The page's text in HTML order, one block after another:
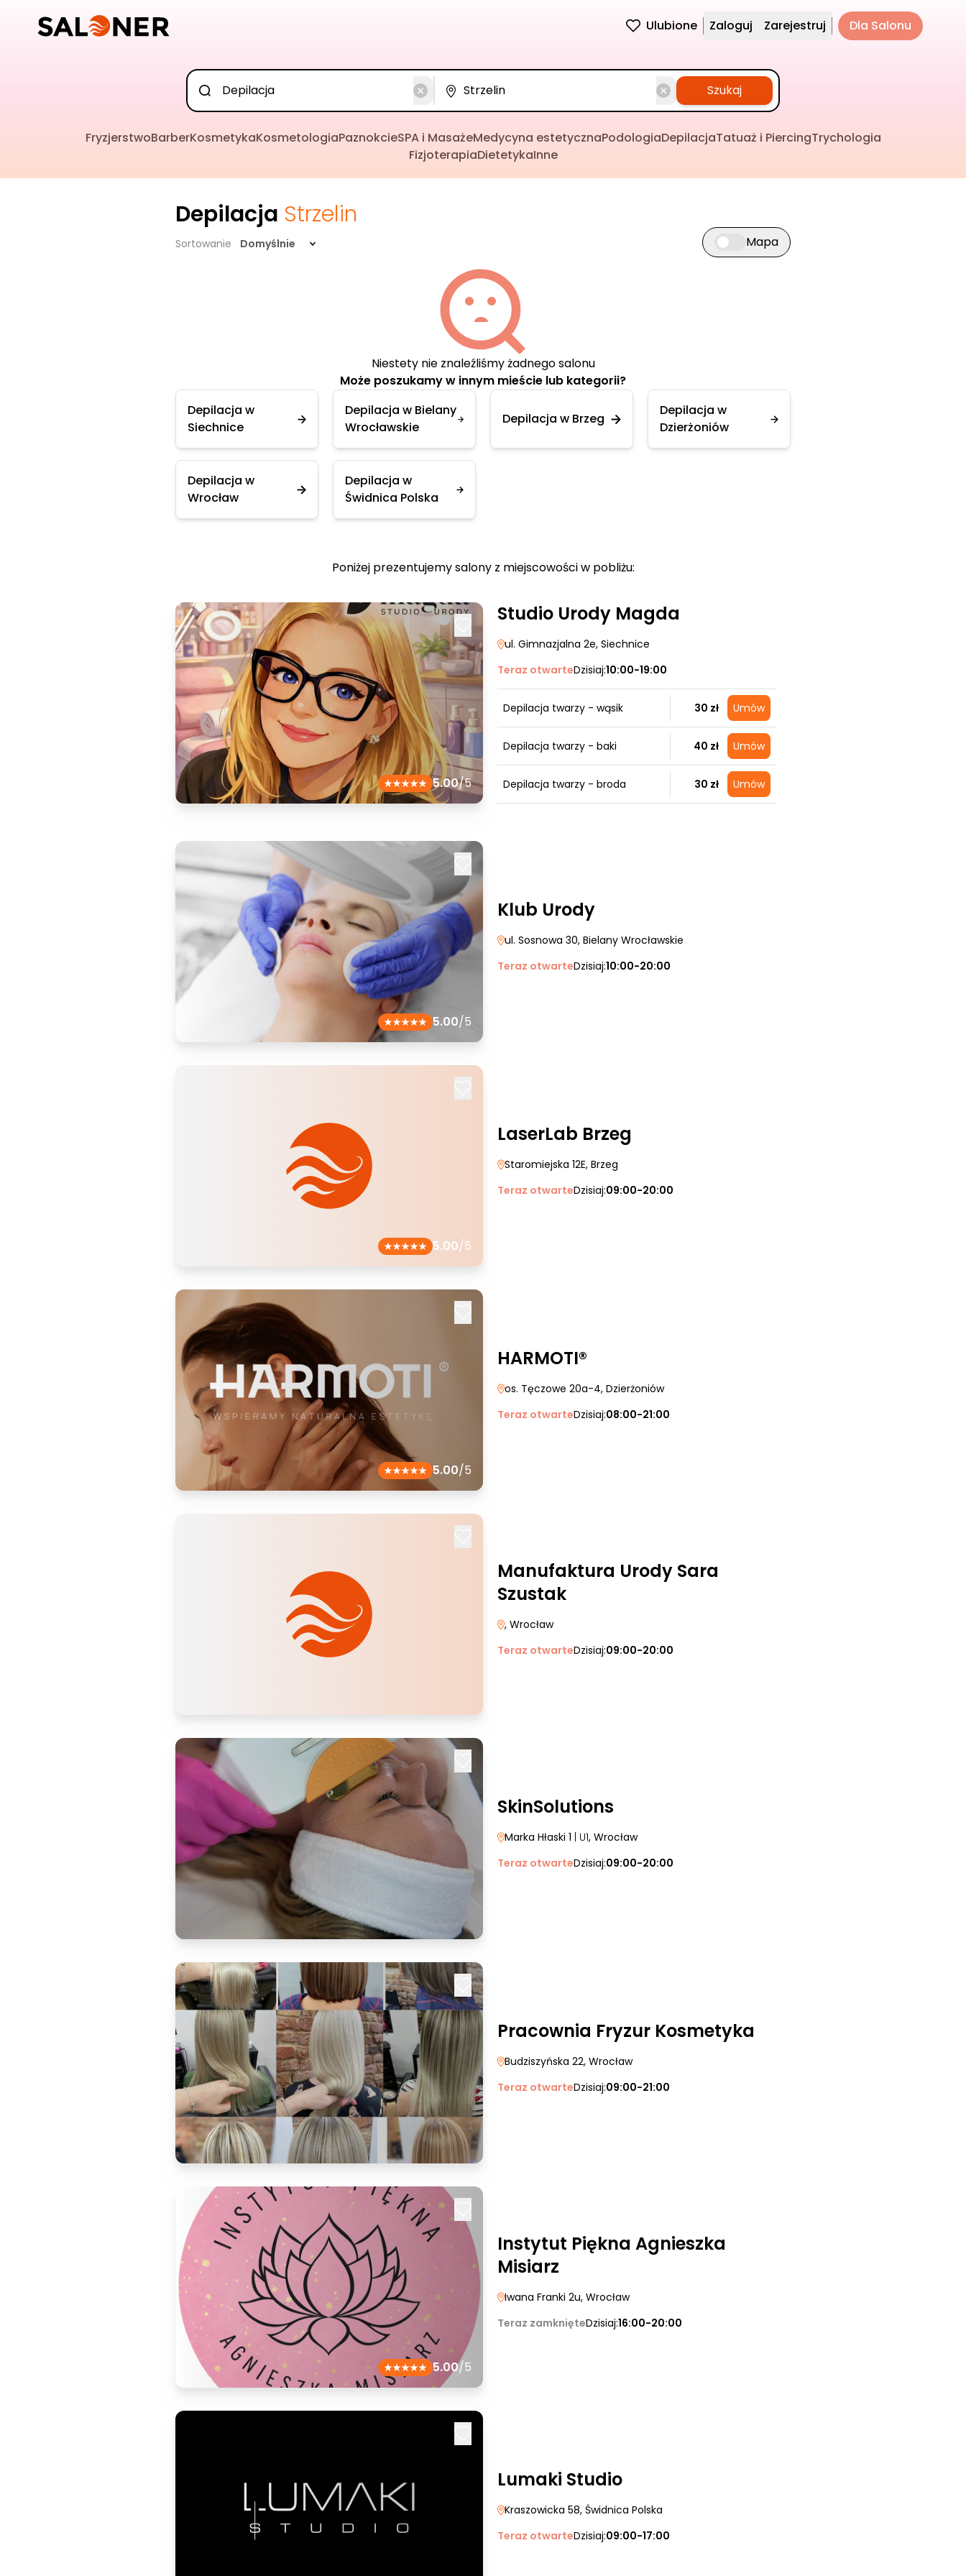
Ulubione Zaloguj Zarejestruj Dla Salonu
Szukaj
FryzjerstwoBarberKosmetykaKosmetologiaPaznokcieSPA i MasażeMedycyna estetycznaPodologiaDepilacjaTatuaż i PiercingTrychologia
FizjoterapiaDietetykaInne
Depilacja Strzelin
Sortowanie Domyślnie Przełącz widok mapy
Mapa
Niestety nie znaleźliśmy żadnego salonu
Może poszukamy w innym mieście lub kategorii?
Depilacja w
Siechnice
Depilacja w Bielany
Wrocławskie
Depilacja w Brzeg
Depilacja w
Dzierżoniów
Depilacja w
Wrocław
Depilacja w
Świdnica Polska
Poniżej prezentujemy salony z miejscowości w pobliżu:
5.00/5
Studio Urody Magda
ul. Gimnazjalna 2e, Siechnice
Teraz otwarteDzisiaj:10:00-19:00
Depilacja twarzy - wąsik 30 zł Umów
Depilacja twarzy - baki 40 zł Umów
Depilacja twarzy - broda 30 zł Umów
5.00/5
Klub Urody
ul. Sosnowa 30, Bielany Wrocławskie
Teraz otwarteDzisiaj:10:00-20:00
5.00/5
LaserLab Brzeg
Staromiejska 12E, Brzeg
Teraz otwarteDzisiaj:09:00-20:00
5.00/5
HARMOTI®
os. Tęczowe 20a-4, Dzierżoniów
Teraz otwarteDzisiaj:08:00-21:00
Manufaktura Urody Sara
Szustak
, Wrocław
Teraz otwarteDzisiaj:09:00-20:00
SkinSolutions
Marka Hłaski 1 | U1, Wrocław
Teraz otwarteDzisiaj:09:00-20:00
Pracownia Fryzur Kosmetyka
Budziszyńska 22, Wrocław
Teraz otwarteDzisiaj:09:00-21:00
5.00/5
Instytut Piękna Agnieszka
Misiarz
Iwana Franki 2u, Wrocław
Teraz zamknięteDzisiaj:16:00-20:00
Lumaki Studio
Kraszowicka 58, Świdnica Polska
Teraz otwarteDzisiaj:09:00-17:00